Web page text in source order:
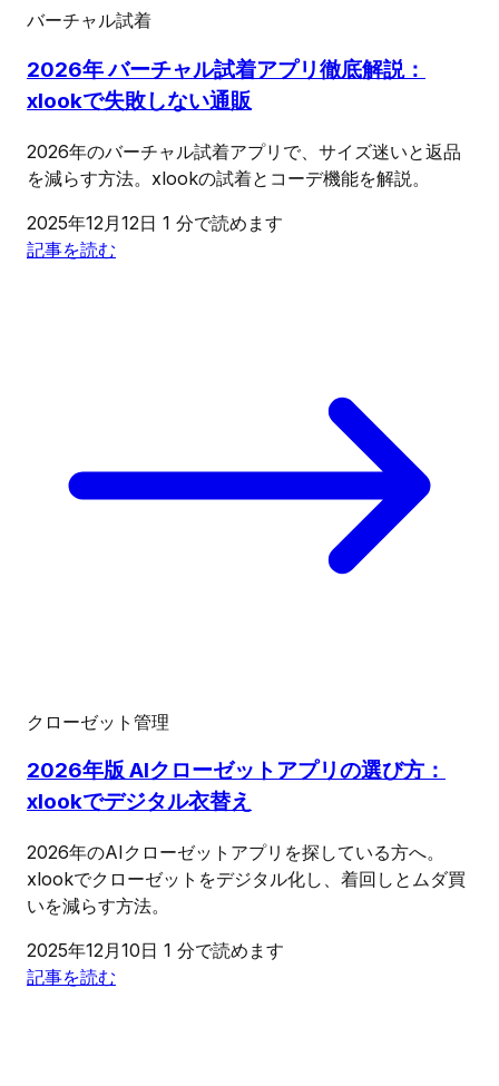
バーチャル試着
2026年 バーチャル試着アプリ徹底解説：
xlookで失敗しない通販
2026年のバーチャル試着アプリで、サイズ迷いと返品
を減らす方法。xlookの試着とコーデ機能を解説。
2025年12月12日 1 分で読めます
記事を読む
クローゼット管理
2026年版 AIクローゼットアプリの選び方：
xlookでデジタル衣替え
2026年のAIクローゼットアプリを探している方へ。
xlookでクローゼットをデジタル化し、着回しとムダ買
いを減らす方法。
2025年12月10日 1 分で読めます
記事を読む